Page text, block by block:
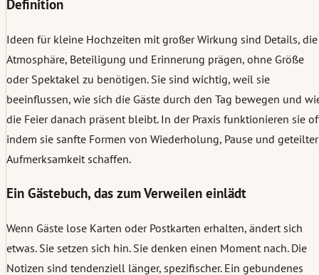
Definition
Ideen für kleine Hochzeiten mit großer Wirkung sind Details, die
Atmosphäre, Beteiligung und Erinnerung prägen, ohne Größe
oder Spektakel zu benötigen. Sie sind wichtig, weil sie
beeinflussen, wie sich die Gäste durch den Tag bewegen und
die Feier danach präsent bleibt. In der Praxis funktionieren sie
indem sie sanfte Formen von Wiederholung, Pause und geteilter
Aufmerksamkeit schaffen.
Ein Gästebuch, das zum Verweilen einlädt
Wenn Gäste lose Karten oder Postkarten erhalten, ändert sich
etwas. Sie setzen sich hin. Sie denken einen Moment nach. Die
Notizen sind tendenziell länger, spezifischer. Ein gebundenes